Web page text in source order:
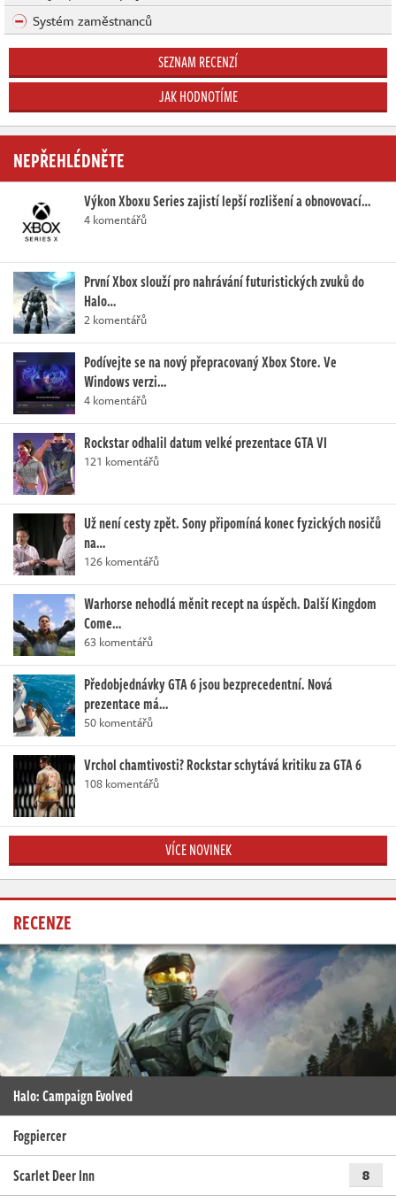
Systém zaměstnanců
SEZNAM RECENZÍ
JAK HODNOTÍME
NEPŘEHLÉDNĚTE
Výkon Xboxu Series zajistí lepší rozlišení a obnovovací…
4 komentářů
První Xbox slouží pro nahrávání futuristických zvuků do
Halo…
2 komentářů
Podívejte se na nový přepracovaný Xbox Store. Ve
Windows verzi…
4 komentářů
Rockstar odhalil datum velké prezentace GTA VI
121 komentářů
Už není cesty zpět. Sony připomíná konec fyzických nosičů
na…
126 komentářů
Warhorse nehodlá měnit recept na úspěch. Další Kingdom
Come…
63 komentářů
Předobjednávky GTA 6 jsou bezprecedentní. Nová
prezentace má…
50 komentářů
Vrchol chamtivosti? Rockstar schytává kritiku za GTA 6
108 komentářů
VÍCE NOVINEK
RECENZE
Halo: Campaign Evolved
Fogpiercer
Scarlet Deer Inn
8